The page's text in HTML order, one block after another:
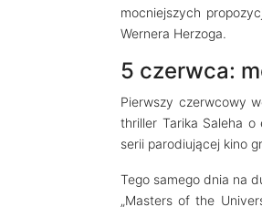
mocniejszych
Wernera Herzoga.
5 czerwca:
Pierwszy czerwcowy
thriller Tarika Saleha
serii parodiującej kino
Tego samego dnia na
„Masters of the